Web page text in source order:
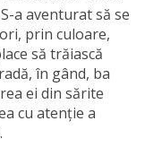
a aventurat să se
prin culoare,
să trăiască
în gând, ba
ei din sărite
cu atenție a